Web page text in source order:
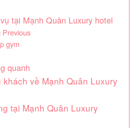
tại Mạnh Quân Luxury hotel
Previous
gym
quanh
về Mạnh Quân Luxury
tại Mạnh Quân Luxury